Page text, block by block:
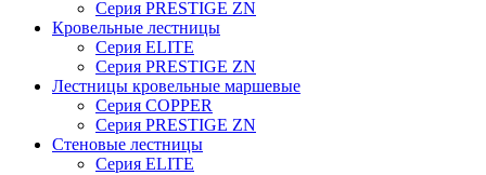
Серия PRESTIGE ZN
Кровельные лестницы
Серия ELITE
Серия PRESTIGE ZN
Лестницы кровельные маршевые
Серия COPPER
Серия PRESTIGE ZN
Стеновые лестницы
Серия ELITE